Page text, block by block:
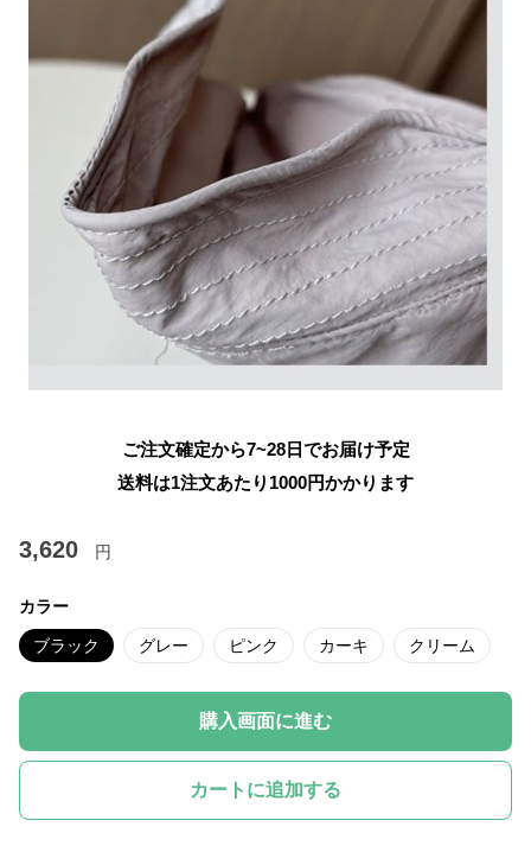
ご注文確定から7~28日でお届け予定
送料は1注文あたり 1000円かかります
3,620 円
カラー
ブラック グレー ピンク カーキ クリーム
購入画面に進む
カートに追加する